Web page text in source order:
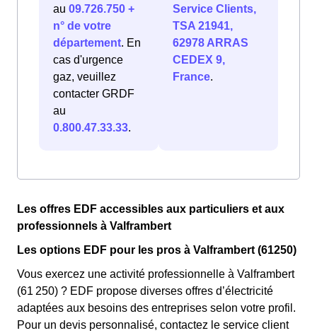
au 09.726.750 +
n° de votre
département. En
cas d'urgence
gaz, veuillez
contacter GRDF
au
0.800.47.33.33.
Service Clients,
TSA 21941,
62978 ARRAS
CEDEX 9,
France.
Les offres EDF accessibles aux particuliers et aux
professionnels à Valframbert
Les options EDF pour les pros à Valframbert (61250)
Vous exercez une activité professionnelle à Valframbert
(61 250) ? EDF propose diverses offres d’électricité
adaptées aux besoins des entreprises selon votre profil.
Pour un devis personnalisé, contactez le service client